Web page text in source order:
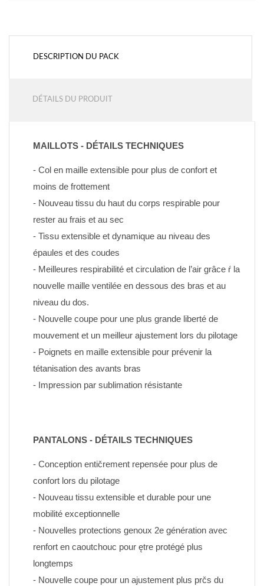
DESCRIPTION DU PACK
DÉTAILS DU PRODUIT
MAILLOTS - DÉTAILS TECHNIQUES
- Col en maille extensible pour plus de confort et
moins de frottement
- Nouveau tissu du haut du corps respirable pour
rester au frais et au sec
- Tissu extensible et dynamique au niveau des
épaules et des coudes
- Meilleures respirabilité et circulation de l’air grâce ŕ la
nouvelle maille ventilée en dessous des bras et au
niveau du dos.
- Nouvelle coupe pour une plus grande liberté de
mouvement et un meilleur ajustement lors du pilotage
- Poignets en maille extensible pour prévenir la
tétanisation des avants bras
- Impression par sublimation résistante
PANTALONS - DÉTAILS TECHNIQUES
- Conception entičrement repensée pour plus de
confort lors du pilotage
- Nouveau tissu extensible et durable pour une
mobilité exceptionnelle
- Nouvelles protections genoux 2e génération avec
renfort en caoutchouc pour ętre protégé plus
longtemps
- Nouvelle coupe pour un ajustement plus prčs du